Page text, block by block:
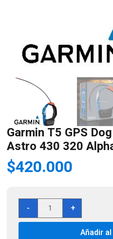
Garmin T5 GPS
Astro 430 320
$420.000
-
Garmin
GPS
+
Añadir